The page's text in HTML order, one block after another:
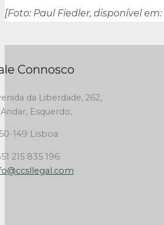
[Foto: Paul Fiedler, disponível em:
Connosco
da Liberdade, 262,
Andar, Esquerdo,
149 Lisboa
215 835 196